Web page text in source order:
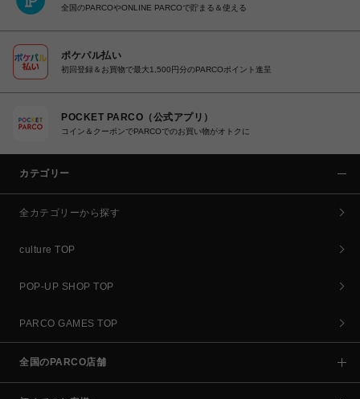
全国のPARCOやONLINE PARCOで貯まる＆使える
ポケパル払い
初回登録＆お買物で最大1,500円分のPARCOポイント進呈
POCKET PARCO（公式アプリ）
コイン＆クーポンでPARCOでのお買い物がオトクに
カテゴリー
全カテゴリーから探す
culture TOP
POP-UP SHOP TOP
PARCO GAMES TOP
全国のPARCO店舗